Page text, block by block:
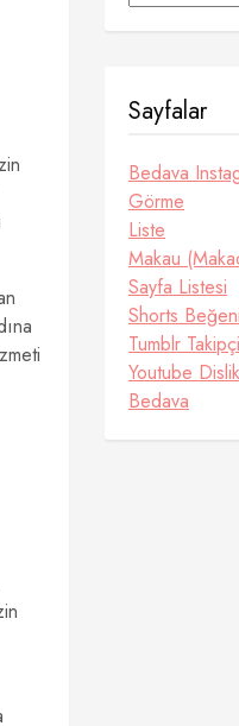
Sayfalar
Bedava
Görme
Liste
Makau
Sayfa Listesi
Shorts
Tumblr
Youtube
Bedava